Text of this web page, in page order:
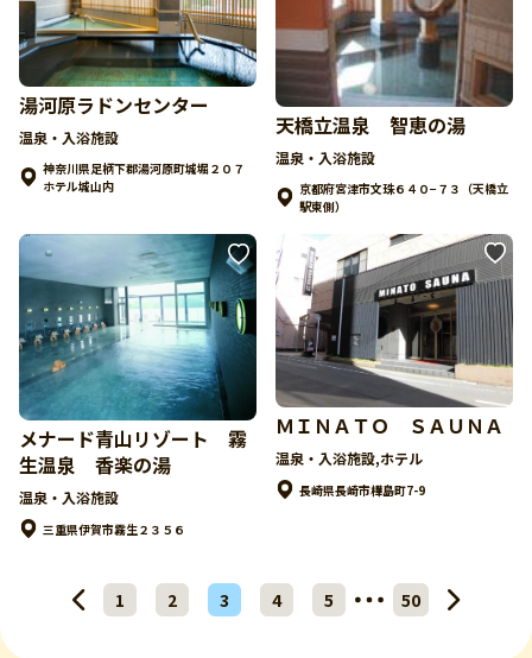
湯河原ラドンセンター
温泉・入浴施設
神奈川県足柄下郡湯河原町城堀２０７
ホテル城山内
天橋立温泉 智恵の湯
温泉・入浴施設
京都府宮津市文珠６４０−７３（天橋立
駅東側）
メナード青山リゾート 霧
生温泉 香楽の湯
温泉・入浴施設
三重県伊賀市霧生２３５６
ＭＩＮＡＴＯ ＳＡＵＮＡ
温泉・入浴施設,ホテル
長崎県長崎市樺島町7-9
1 2 3 4 5 50